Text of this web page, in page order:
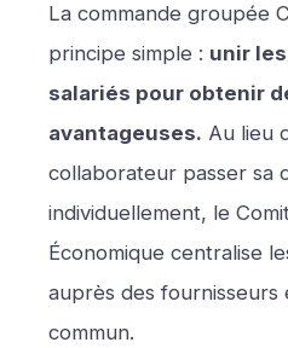
La commande groupée
principe simple : unir
salariés pour obtenir
avantageuses. Au lieu
collaborateur passer sa
individuellement, le
Économique centralise
auprès des fournisseurs
commun.